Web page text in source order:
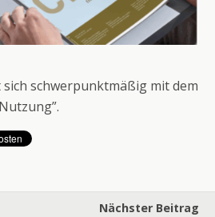
sich schwerpunktmäßig mit dem
Nächster Beitrag